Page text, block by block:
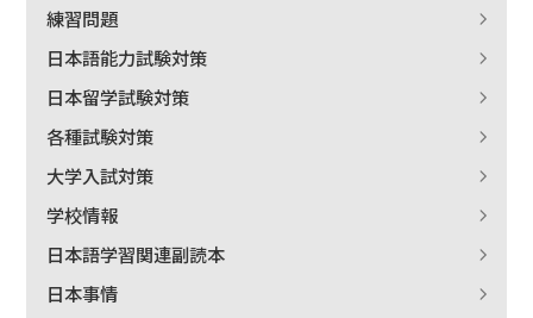
出版社名で絞り込む
練習問題
日本語能力試験対策
日本留学試験対策
各種試験対策
大学入試対策
学校情報
日本語学習関連副読本
日本事情